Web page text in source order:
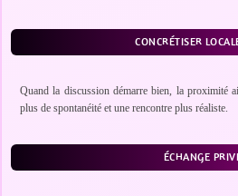
CONCRÉTISER
Quand la discussion démarre bien, la proximité
plus de spontanéité et une rencontre plus réaliste.
ÉCHANGE